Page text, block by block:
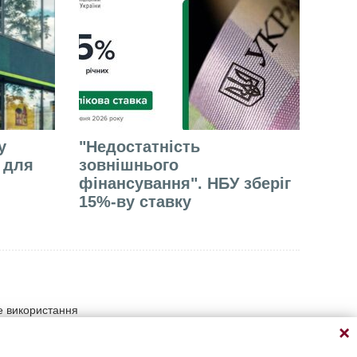
для
"Недостатність
зовнішнього
фінансування". НБУ зберіг
15%-ву ставку
використання